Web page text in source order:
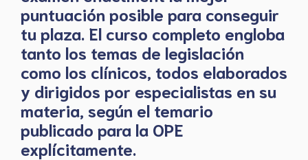
puntuación posible para conseguir
tu plaza. El curso completo engloba
tanto los temas de legislación
como los clínicos, todos elaborados
y dirigidos por especialistas en su
materia, según el temario
publicado para la OPE
explícitamente.